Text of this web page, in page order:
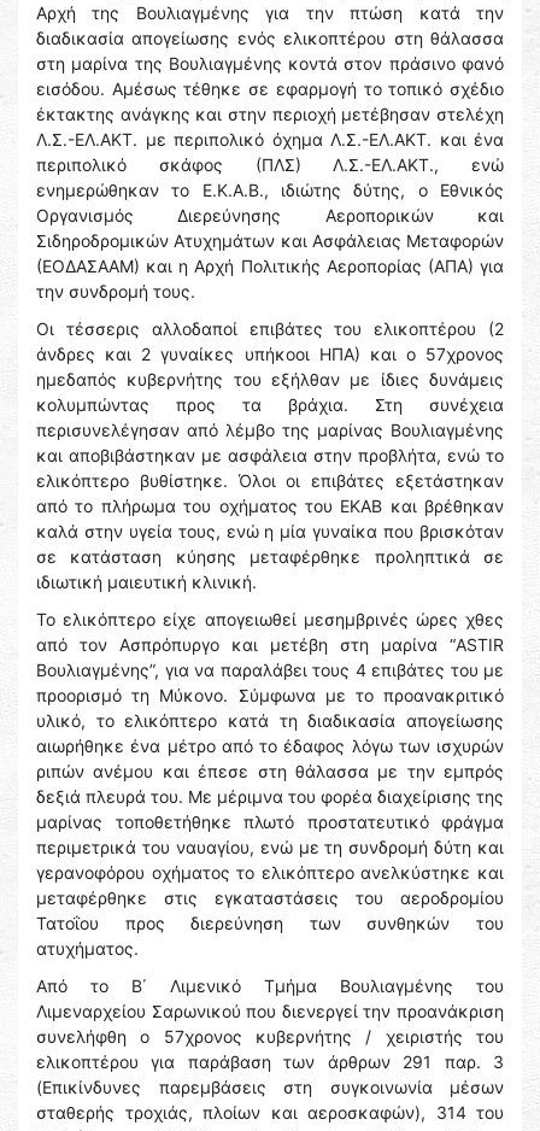
Αρχή της Βουλιαγμένης για την πτώση κατά την
διαδικασία απογείωσης ενός ελικοπτέρου στη θάλασσα
στη μαρίνα της Βουλιαγμένης κοντά στον πράσινο φανό
εισόδου. Αμέσως τέθηκε σε εφαρμογή το τοπικό σχέδιο
έκτακτης ανάγκης και στην περιοχή μετέβησαν στελέχη
Λ.Σ.-ΕΛ.ΑΚΤ. με περιπολικό όχημα Λ.Σ.-ΕΛ.ΑΚΤ. και ένα
περιπολικό σκάφος (ΠΛΣ) Λ.Σ.-ΕΛ.ΑΚΤ., ενώ
ενημερώθηκαν το Ε.Κ.Α.Β., ιδιώτης δύτης, ο Εθνικός
Οργανισμός Διερεύνησης Αεροπορικών και
Σιδηροδρομικών Ατυχημάτων και Ασφάλειας Μεταφορών
(ΕΟΔΑΣΑΑΜ) και η Αρχή Πολιτικής Αεροπορίας (ΑΠΑ) για
την συνδρομή τους.
Οι τέσσερις αλλοδαποί επιβάτες του ελικοπτέρου (2
άνδρες και 2 γυναίκες υπήκοοι ΗΠΑ) και ο 57χρονος
ημεδαπός κυβερνήτης του εξήλθαν με ίδιες δυνάμεις
κολυμπώντας προς τα βράχια. Στη συνέχεια
περισυνελέγησαν από λέμβο της μαρίνας Βουλιαγμένης
και αποβιβάστηκαν με ασφάλεια στην προβλήτα, ενώ το
ελικόπτερο βυθίστηκε. Όλοι οι επιβάτες εξετάστηκαν
από το πλήρωμα του οχήματος του ΕΚΑΒ και βρέθηκαν
καλά στην υγεία τους, ενώ η μία γυναίκα που βρισκόταν
σε κατάσταση κύησης μεταφέρθηκε προληπτικά σε
ιδιωτική μαιευτική κλινική.
Το ελικόπτερο είχε απογειωθεί μεσημβρινές ώρες χθες
από τον Ασπρόπυργο και μετέβη στη μαρίνα “ASTIR
Βουλιαγμένης”, για να παραλάβει τους 4 επιβάτες του με
προορισμό τη Μύκονο. Σύμφωνα με το προανακριτικό
υλικό, το ελικόπτερο κατά τη διαδικασία απογείωσης
αιωρήθηκε ένα μέτρο από το έδαφος λόγω των ισχυρών
ριπών ανέμου και έπεσε στη θάλασσα με την εμπρός
δεξιά πλευρά του. Με μέριμνα του φορέα διαχείρισης της
μαρίνας τοποθετήθηκε πλωτό προστατευτικό φράγμα
περιμετρικά του ναυαγίου, ενώ με τη συνδρομή δύτη και
γερανοφόρου οχήματος το ελικόπτερο ανελκύστηκε και
μεταφέρθηκε στις εγκαταστάσεις του αεροδρομίου
Τατοΐου προς διερεύνηση των συνθηκών του
ατυχήματος.
Από το Β΄ Λιμενικό Τμήμα Βουλιαγμένης του
Λιμεναρχείου Σαρωνικού που διενεργεί την προανάκριση
συνελήφθη ο 57χρονος κυβερνήτης / χειριστής του
ελικοπτέρου για παράβαση των άρθρων 291 παρ. 3
(Επικίνδυνες παρεμβάσεις στη συγκοινωνία μέσων
σταθερής τροχιάς, πλοίων και αεροσκαφών), 314 του